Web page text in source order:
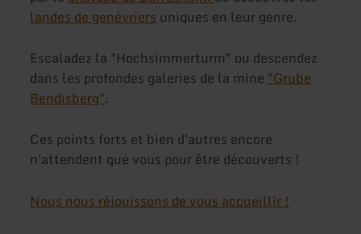
landes de genévriers uniques en leur genre.
Escaladez la "Hochsimmerturm" ou descendez
dans les profondes galeries de la mine "Grube
Bendisberg".
Ces points forts et bien d'autres encore
n'attendent que vous pour être découverts !
Nous nous réjouissons de vous accueillir !